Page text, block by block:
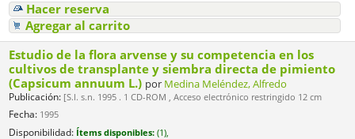
Hacer reserva
Agregar al carrito
Estudio de la flora arvense y su competencia en los
cultivos de transplante y siembra directa de pimiento
(Capsicum annuum L.) por Medina Meléndez, Alfredo
Publicación: [S.l. s.n. 1995 . 1 CD-ROM , Acceso electrónico restringido 12 cm
Fecha: 1995
Disponibilidad: Ítems disponibles: (1),